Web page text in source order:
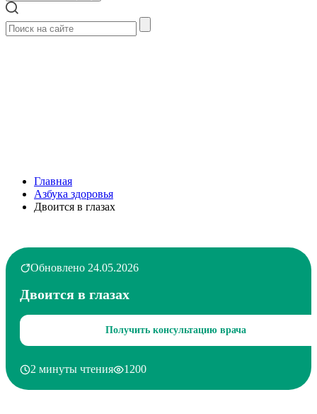
Главная
Азбука здоровья
Двоится в глазах
Обновлено 24.05.2026
Двоится в глазах
Получить консультацию врача
2 минуты чтения 1200